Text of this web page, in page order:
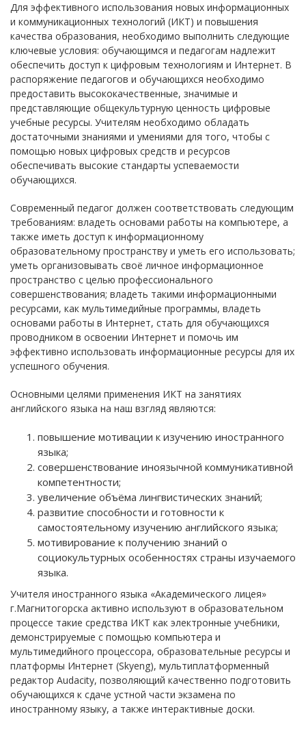
Для эффективного использования новых информационных
и коммуникационных технологий (ИКТ) и повышения
качества образования, необходимо выполнить следующие
ключевые условия: обучающимся и педагогам надлежит
обеспечить доступ к цифровым технологиям и Интернет. В
распоряжение педагогов и обучающихся необходимо
предоставить высококачественные, значимые и
представляющие общекультурную ценность цифровые
учебные ресурсы. Учителям необходимо обладать
достаточными знаниями и умениями для того, чтобы с
помощью новых цифровых средств и ресурсов
обеспечивать высокие стандарты успеваемости
обучающихся.
Современный педагог должен соответствовать следующим
требованиям: владеть основами работы на компьютере, а
также иметь доступ к информационному
образовательному пространству и уметь его использовать;
уметь организовывать своё личное информационное
пространство с целью профессионального
совершенствования; владеть такими информационными
ресурсами, как мультимедийные программы, владеть
основами работы в Интернет, стать для обучающихся
проводником в освоении Интернет и помочь им
эффективно использовать информационные ресурсы для их
успешного обучения.
Основными целями применения ИКТ на занятиях
английского языка на наш взгляд являются:
повышение мотивации к изучению иностранного
языка;
совершенствование иноязычной коммуникативной
компетентности;
увеличение объёма лингвистических знаний;
развитие способности и готовности к
самостоятельному изучению английского языка;
мотивирование к получению знаний о
социокультурных особенностях страны изучаемого
языка.
Учителя иностранного языка «Академического лицея»
г.Магнитогорска активно используют в образовательном
процессе такие средства ИКТ как электронные учебники,
демонстрируемые с помощью компьютера и
мультимедийного процессора, образовательные ресурсы и
платформы Интернет (Skyeng), мультиплатформенный
редактор Audacity, позволяющий качественно подготовить
обучающихся к сдаче устной части экзамена по
иностранному языку, а также интерактивные доски.